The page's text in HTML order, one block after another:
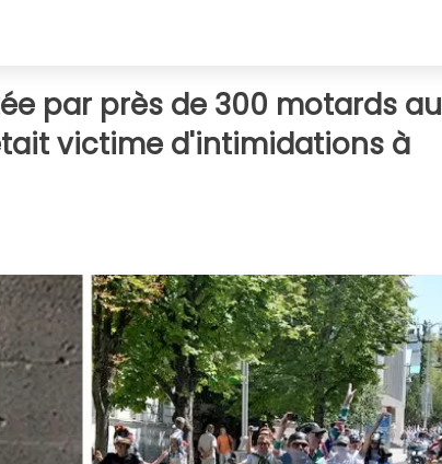
par près de 300 motards au
victime d'intimidations à